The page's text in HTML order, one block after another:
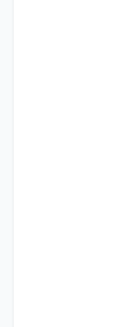
انواع فن های
مرغداری و
و ساختمانی
کمپانی اروپایی
عزیزان رو در صرف
در هزینه و زمان